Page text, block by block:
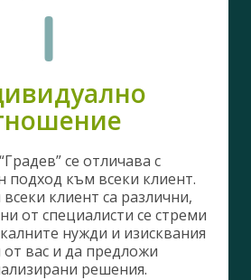
се отличава с
подход към всеки клиент.
клиент са различни,
от специалисти се стреми
нужди и изисквания
от вас и да предложи
решения.